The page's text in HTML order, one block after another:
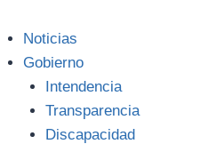
Noticias
Gobierno
Intendencia
Transparencia
Discapacidad